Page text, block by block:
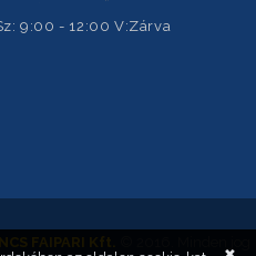
9:00 - 12:00 V:Zárva
FAIPARI Kft.